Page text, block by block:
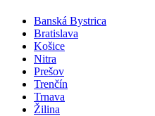
Banská Bystrica
Bratislava
Košice
Nitra
Prešov
Trenčín
Trnava
Žilina